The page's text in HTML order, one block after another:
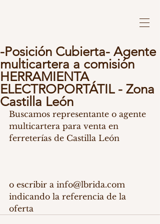
-Posición Cubierta- Agente
multicartera a comisión
HERRAMIENTA
ELECTROPORTÁTIL - Zona
Castilla León
Buscamos representante o agente
multicartera para venta en
ferreterías de Castilla León
o escribir a info@lbrida.com
indicando la referencia de la
oferta